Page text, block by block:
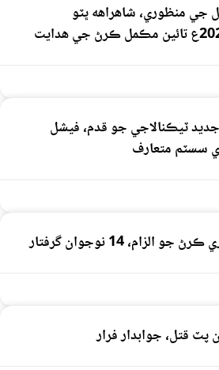
جي منظوري، شاهراهه ڀٽو
ٽيڪنالاجي جو قدم، فيشل
سسٽم متعارف
14 نوجوان گرفتار
پٽ قتل، جوابدار فرار